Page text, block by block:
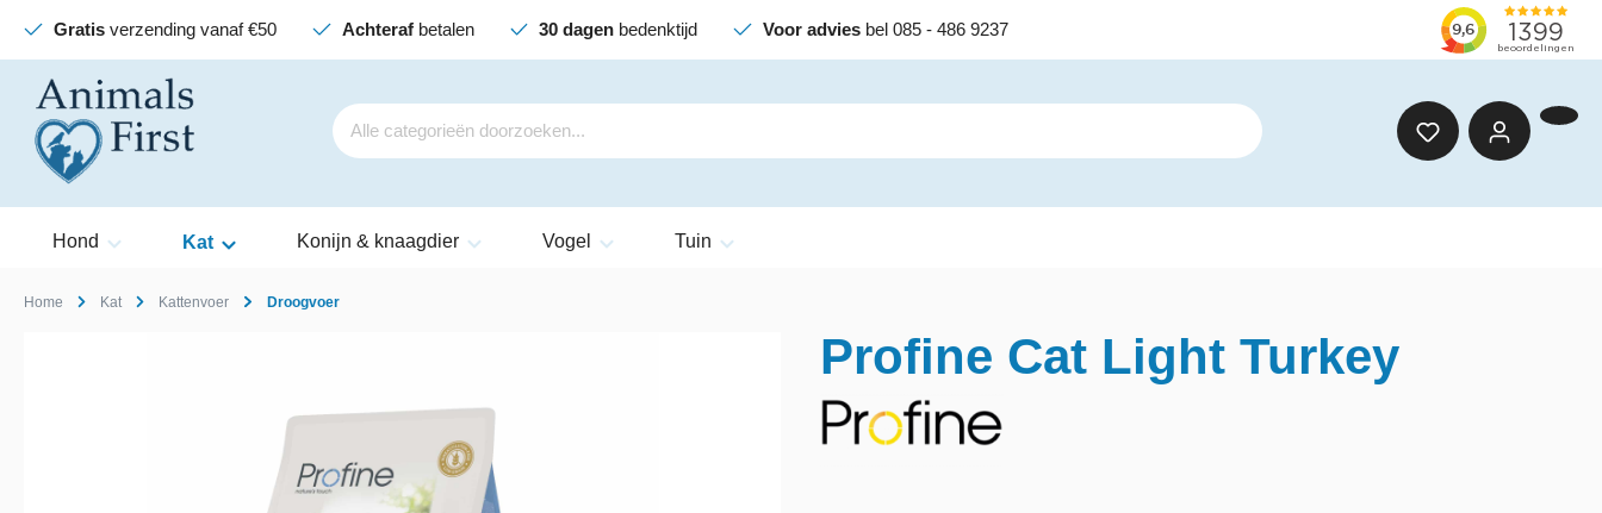
Gratisverzending vanaf €50 Achterafbetalen 30 dagen bedenktijd Voor advies bel 085 - 486 9237
Hond Kat Konijn & knaagdier Vogel Tuin
Home Kat Kattenvoer Droogvoer
Profine Cat Light Turkey